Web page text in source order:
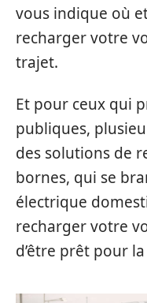
vous indique où
recharger votre
trajet.
Et pour ceux qui
publiques,
des solutions de
bornes, qui se
électrique
recharger votre
d’être prêt pour